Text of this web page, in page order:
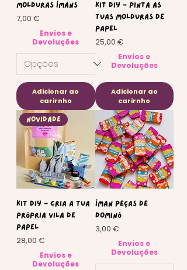
Molduras Ímans
Preço
7,00 €
Envios e
Devoluções
Adicionar ao
carirnho
KIT Diy - Pinta as
tuas molduras de
papel
Preço
25,00 €
Envios e
Devoluções
Adicionar ao
carirnho
Novidade
KIT Diy - Cria a tua
própria vila de
papel
Preço
28,00 €
Envios e
Devoluções
Íman Peças de
Dominó
Preço
3,00 €
Envios e
Devoluções